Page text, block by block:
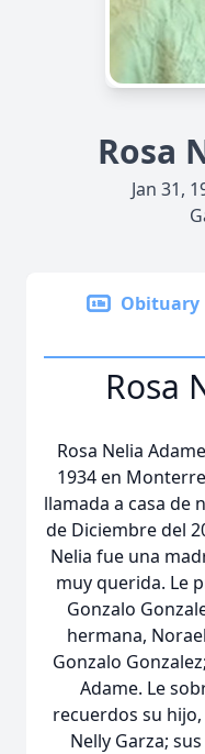
Rosa
Jan 31,
Obituary
Rosa
Rosa Nelia
1934 en
llamada a casa de
de Diciembre del
Nelia fue una
muy querida. Le
Gonzalo
hermana,
Gonzalo
Adame. Le
recuerdos su hijo,
Nelly Garza;